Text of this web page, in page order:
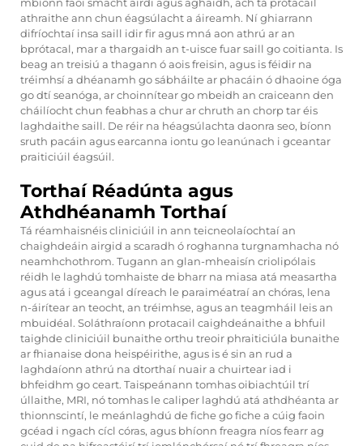
athraithe ann chun éagsúlacht a áireamh. Ní ghiarrann
difríochtaí insa saill idir fir agus mná aon athrú ar an
bprótacal, mar a thargaidh an t-uisce fuar saill go coitianta. Is
beag an treisiú a thagann ó aois freisin, agus is féidir na
tréimhsí a dhéanamh go sábháilte ar phacáin ó dhaoine óga
go dtí seanóga, ar choinnítear go mbeidh an craiceann den
cháilíocht chun feabhas a chur ar chruth an chorp tar éis
laghdaithe saill. De réir na héagsúlachta daonra seo, bíonn
sruth pacáin agus earcanna iontu go leanúnach i gceantar
praiticiúil éagsúil.
Torthaí Réadúnta agus
Athdhéanamh Torthaí
Tá réamhaisnéis cliniciúil in ann teicneolaíochtaí an
chaighdeáin airgid a scaradh ó roghanna turgnamhacha nó
neamhchothrom. Tugann an glan-mheaisín criolipólais
réidh le laghdú tomhaiste de bharr na miasa atá measartha
agus atá i gceangal díreach le paraiméatraí an chóras, lena
n-áirítear an teocht, an tréimhse, agus an teagmháil leis an
mbuidéal. Soláthraíonn protacail caighdeánaithe a bhfuil
taighde cliniciúil bunaithe orthu treoir phraiticiúla bunaithe
ar fhianaise dona heispéirithe, agus is é sin an rud a
laghdaíonn athrú na dtorthaí nuair a chuirtear iad i
bhfeidhm go ceart. Taispeánann tomhas oibiachtúil trí
úllaithe, MRI, nó tomhas le caliper laghdú atá athdhéanta ar
thionnscintí, le meánlaghdú de fiche go fiche a cúig faoin
gcéad i ngach cícl córas, agus bhíonn freagra níos fearr ag